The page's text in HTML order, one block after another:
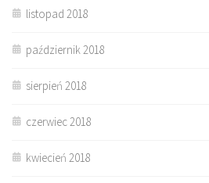
listopad 2018
październik 2018
sierpień 2018
czerwiec 2018
kwiecień 2018